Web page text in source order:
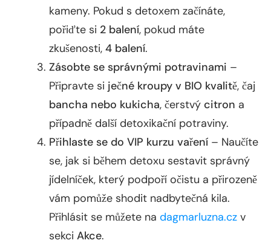
kameny. Pokud s detoxem začínáte,
pořiďte si 2 balení, pokud máte
zkušenosti, 4 balení.
Zásobte se správnými potravinami –
Připravte si ječné kroupy v BIO kvalitě, čaj
bancha nebo kukicha, čerstvý citron a
případně další detoxikační potraviny.
Přihlaste se do VIP kurzu vaření – Naučíte
se, jak si během detoxu sestavit správný
jídelníček, který podpoří očistu a přirozeně
vám pomůže shodit nadbytečná kila.
Přihlásit se můžete na dagmarluzna.cz v
sekci Akce.